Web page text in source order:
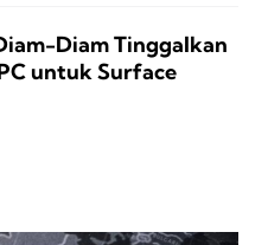
Diam Tinggalkan
untuk Surface